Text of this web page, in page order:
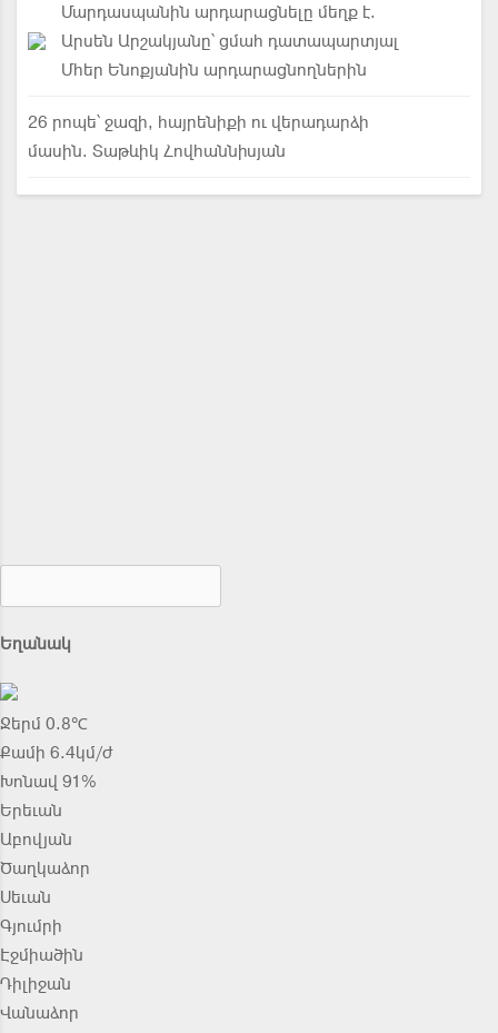
Մարդասպանին արդարացնելը մեղք է.
Արսեն Արշակյանը՝ ցմահ դատապարտյալ
Մհեր Ենոքյանին արդարացնողներին
26 րոպե՝ ջազի, հայրենիքի ու վերադարձի
մասին. Տաթևիկ Հովհաննիսյան
Եղանակ
Ջերմ 0.8℃
Քամի 6.4կմ/ժ
Խոնավ 91%
Երեւան
Աբովյան
Ծաղկաձոր
Սեւան
Գյումրի
Էջմիածին
Դիլիջան
Վանաձոր